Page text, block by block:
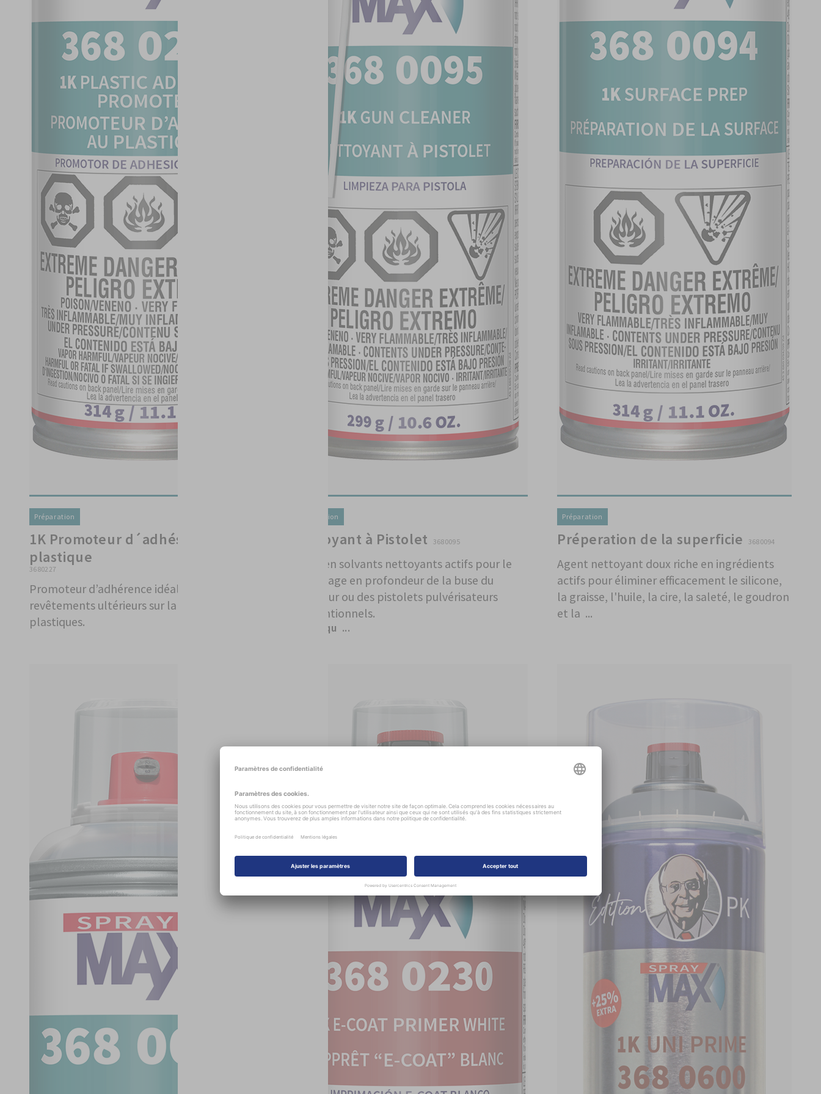
Préparation
1K Promoteur d´adhésion au
plastique
3680227
Promoteur d’adhérence idéal pour des
revêtements ultérieurs sur la plupart des
plastiques.
Préparation
Nettoyant à Pistolet 3680095
Riche en solvants nettoyants actifs pour le
nettoyage en profondeur de la buse du
variateur ou des pistolets pulvérisateurs
conventionnels.
Remarqu ...
Préparation
Préperation de la superficie 3680094
Agent nettoyant doux riche en ingrédients
actifs pour éliminer efficacement le silicone,
la graisse, l'huile, la cire, la saleté, le goudron
et la ...